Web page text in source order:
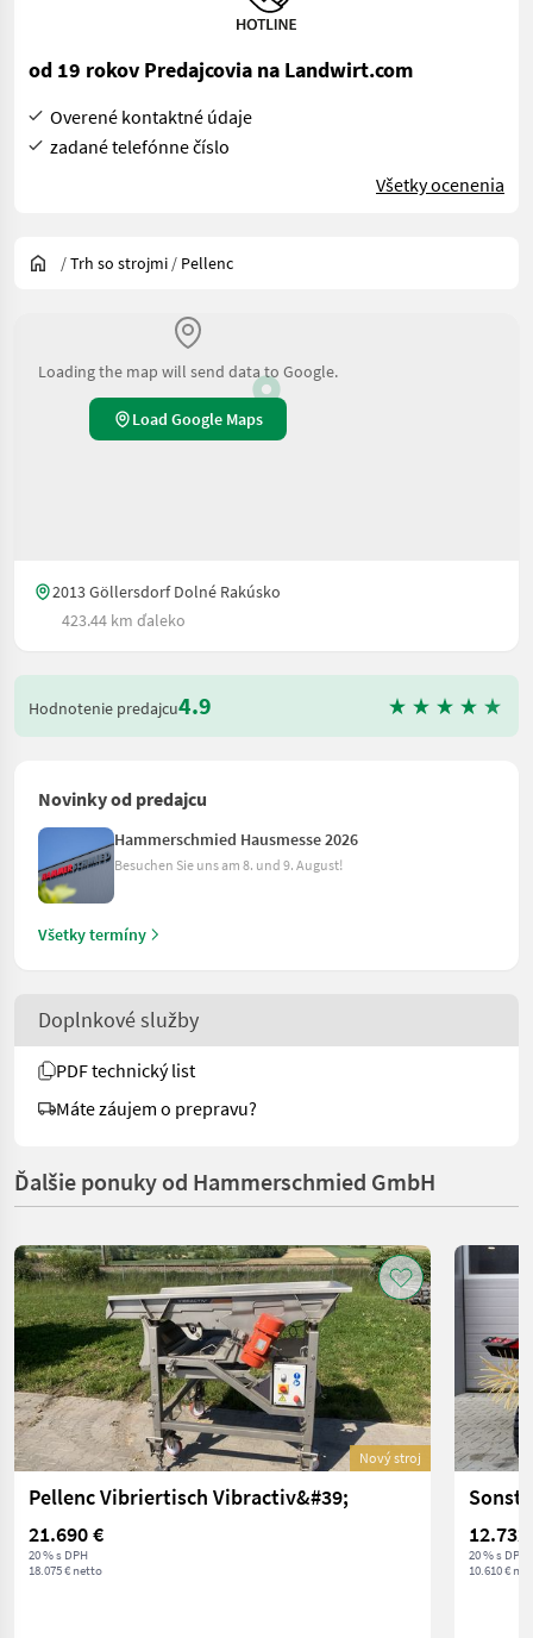
od 19 rokov Predajcovia na Landwirt.com
Overené kontaktné údaje
zadané telefónne číslo
Všetky ocenenia
/Trh so strojmi / Pellenc
Loading the map will send data to Google.
Load Google Maps
2013 Göllersdorf Dolné Rakúsko
423.44 km ďaleko
Hodnotenie predajcu4.9
Novinky od predajcu
Hammerschmied Hausmesse 2026
Besuchen Sie uns am 8. und 9. August!
Všetky termíny
Doplnkové služby
PDF technický list
Máte záujem o prepravu?
Ďalšie ponuky od Hammerschmied GmbH
Nový stroj
Pellenc Vibriertisch Vibractiv&#39;
21.690 €
20 % s DPH
18.075 € netto
12.732
20 % s DPH
10.610 €